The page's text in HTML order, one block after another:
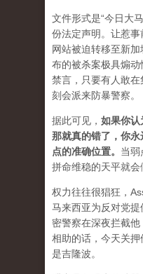
文件形式是“今日大
份法定声明。让惹事
网站被迫转移至新
布的被杀案极具煽
禁言，只要有人敢
刻会派来防暴警察。
据此可见， 如果你认
那就真的错了，你
点的准确位置。 当弱
拼命维稳的天平就会
权力往往很猖狂，
马来西亚为反对党
密警察在深夜拦截
相助的话，今天关
是吉隆波。